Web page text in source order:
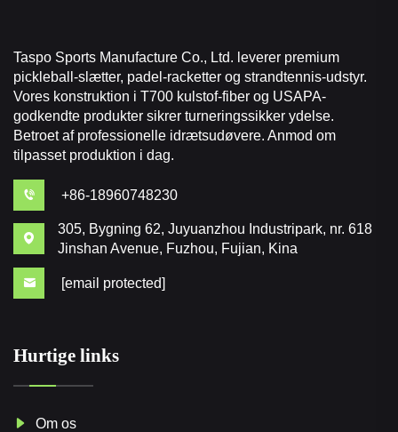
Taspo Sports Manufacture Co., Ltd. leverer premium
pickleball-slætter, padel-racketter og strandtennis-udstyr.
Vores konstruktion i T700 kulstof-fiber og USAPA-
godkendte produkter sikrer turneringssikker ydelse.
Betroet af professionelle idrætsudøvere. Anmod om
tilpasset produktion i dag.
+86-18960748230
305, Bygning 62, Juyuanzhou Industripark, nr. 618
Jinshan Avenue, Fuzhou, Fujian, Kina
[email protected]
Hurtige links
Om os